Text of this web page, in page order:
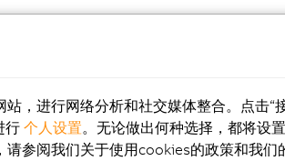
，进行网络分析和社交媒体整合。点击“
行 个人设置。无论做出何种选择，都将设
请参阅我们关于使用cookies的政策和我们